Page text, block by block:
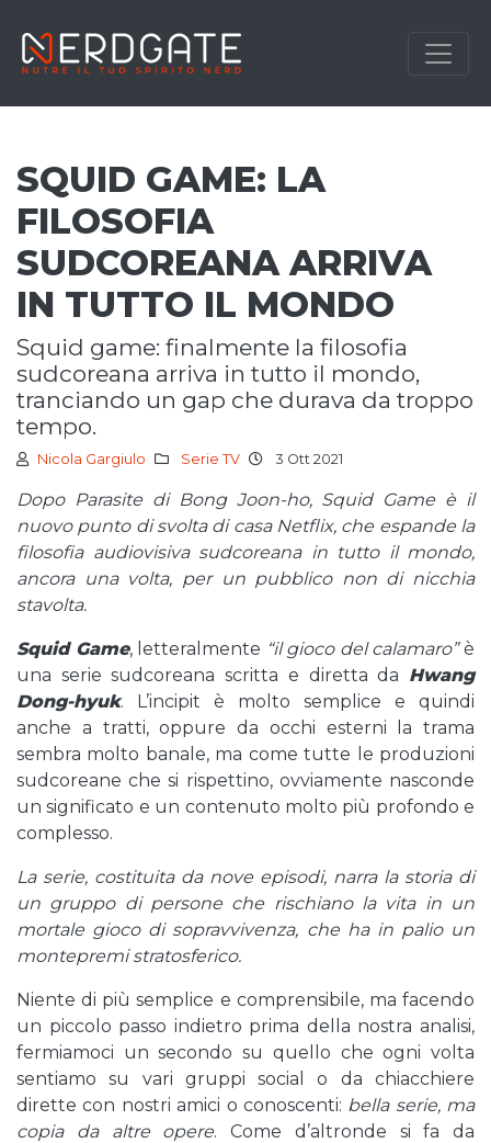
SQUID GAME: LA
FILOSOFIA
SUDCOREANA ARRIVA
IN TUTTO IL MONDO
squid game: finalmente la filosofia
sudcoreana arriva in tutto il mondo,
tranciando un gap che durava da troppo
tempo.
Nicola Gargiulo Serie TV 3 Ott 2021
Dopo Parasite di Bong Joon-ho, Squid Game è il
nuovo punto di svolta di casa Netflix, che espande la
filosofia audiovisiva sudcoreana in tutto il mondo,
ancora una volta, per un pubblico non di nicchia
stavolta.
Squid Game, letteralmente “il gioco del calamaro”è
una serie sudcoreana scritta e diretta da Hwang
Dong-hyuk. L’incipit è molto semplice e quindi
anche a tratti, oppure da occhi esterni la trama
sembra molto banale, ma come tutte le produzioni
sudcoreane che si rispettino, ovviamente nasconde
un significato e un contenuto molto più profondo e
complesso.
La serie, costituita da nove episodi, narra la storia di
un gruppo di persone che rischiano la vita in un
mortale gioco di sopravvivenza, che ha in palio un
montepremi stratosferico.
Niente di più semplice e comprensibile, ma facendo
un piccolo passo indietro prima della nostra analisi,
fermiamoci un secondo su quello che ogni volta
sentiamo su vari gruppi social o da chiacchiere
dirette con nostri amici o conoscenti: bella serie, ma
copia da altre opere. Come d’altronde si fa da